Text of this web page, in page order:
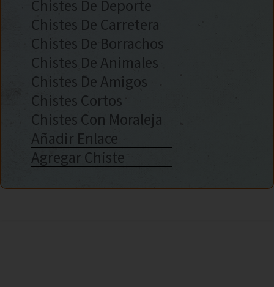
Chistes De Deporte
Chistes De Carretera
Chistes De Borrachos
Chistes De Animales
Chistes De Amigos
Chistes Cortos
Chistes Con Moraleja
Añadir Enlace
Agregar Chiste